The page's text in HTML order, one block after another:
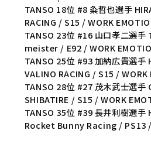
TANSO 18位 #8 粂哲也選手
RACING / S15 / WORK
TANSO 23位 #16 山口孝二選
meister / E92 / WORK
TANSO 25位 #93 加納広貴選手
VALINO RACING / S15 /
TANSO 28位 #27 茂木武士選手
SHIBATIRE / S15 / WORK
TANSO 35位 #39 長井利樹選
Rocket Bunny Racing / PS13 /